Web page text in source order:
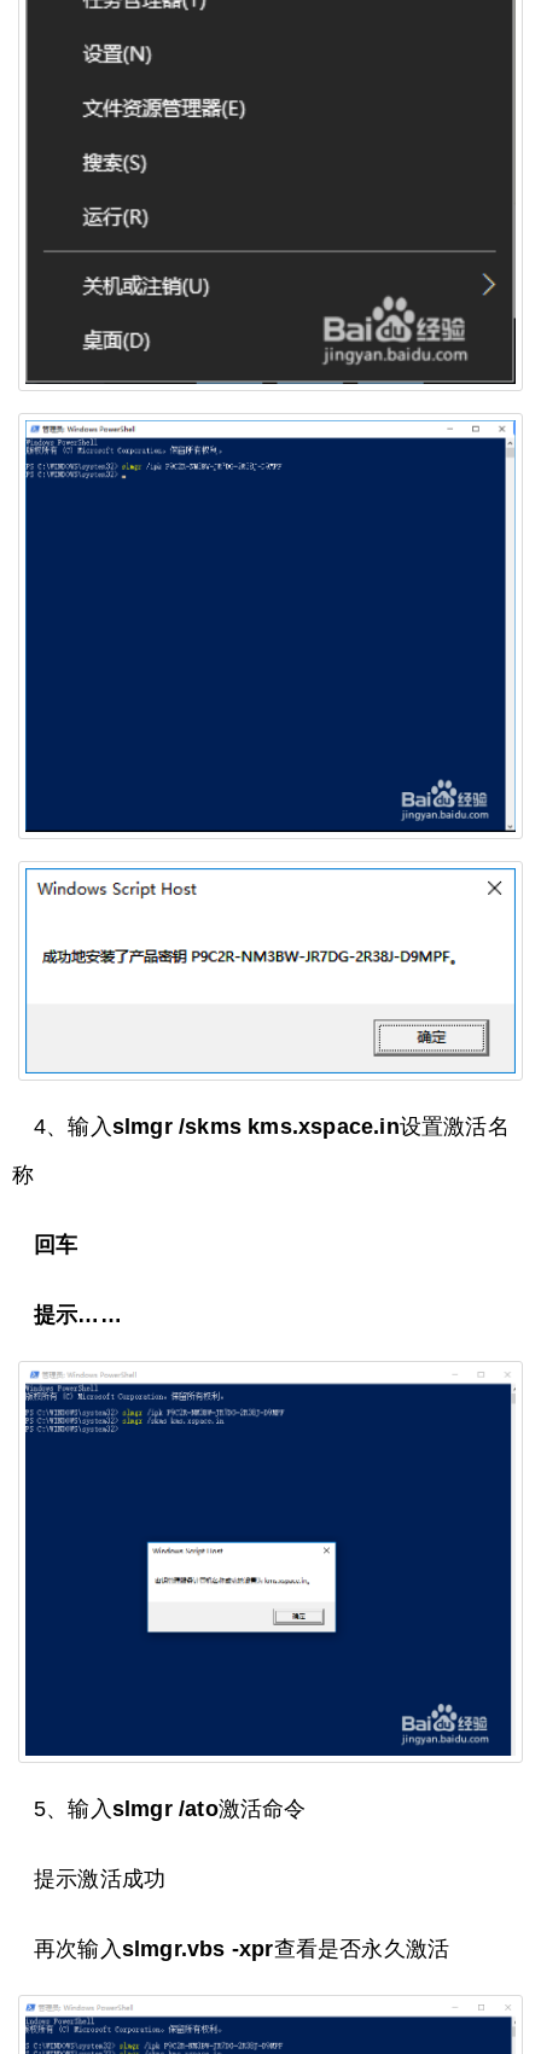
4、输入slmgr /skms kms.xspace.in设置激活名
称
回车
提示……
5、输入 slmgr /ato激活命令
提示激活成功
再次输入 slmgr.vbs -xpr查看是否永久激活